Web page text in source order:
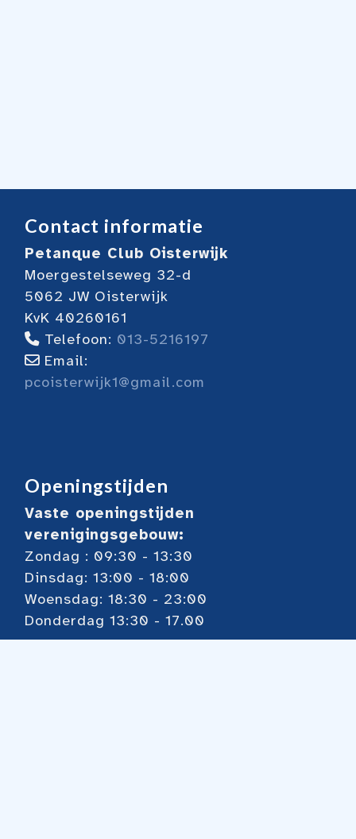
Contact informatie
Petanque Club Oisterwijk
Moergestelseweg 32-d
5062 JW Oisterwijk
KvK 40260161
Telefoon: 013-5216197
Email:
pcoisterwijk1@gmail.com
Openingstijden
Vaste openingstijden
verenigingsgebouw:
Zondag : 09:30 - 13:30
Dinsdag: 13:00 - 18:00
Woensdag: 18:30 - 23:00
Donderdag 13:30 - 17.00